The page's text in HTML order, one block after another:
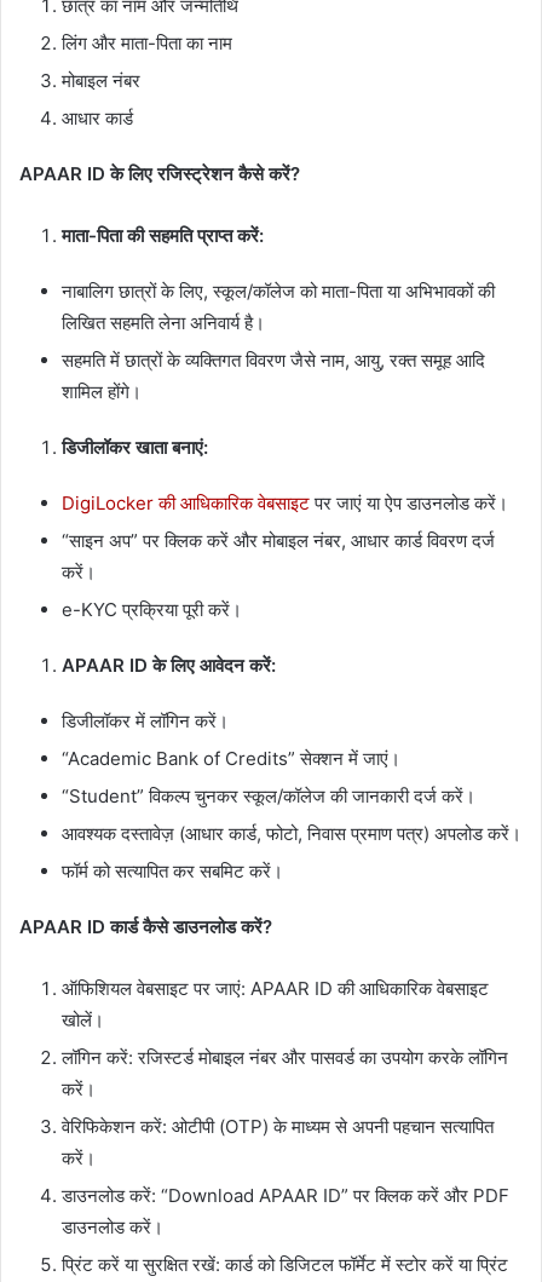
छात्र का नाम और जन्मतिथि
लिंग और माता-पिता का नाम
मोबाइल नंबर
आधार कार्ड
APAAR ID के लिए रजिस्ट्रेशन कैसे करें?
माता-पिता की सहमति प्राप्त करें:
नाबालिग छात्रों के लिए, स्कूल/कॉलेज को माता-पिता या अभिभावकों की
लिखित सहमति लेना अनिवार्य है।
सहमति में छात्रों के व्यक्तिगत विवरण जैसे नाम, आयु, रक्त समूह आदि
शामिल होंगे।
डिजीलॉकर खाता बनाएं:
DigiLocker की आधिकारिक वेबसाइटपर जाएं या ऐप डाउनलोड करें।
“साइन अप” पर क्लिक करें और मोबाइल नंबर, आधार कार्ड विवरण दर्ज
करें।
e-KYC प्रक्रिया पूरी करें।
APAAR ID के लिए आवेदन करें:
डिजीलॉकर में लॉगिन करें।
“Academic Bank of Credits” सेक्शन में जाएं।
“Student” विकल्प चुनकर स्कूल/कॉलेज की जानकारी दर्ज करें।
आवश्यक दस्तावेज़ (आधार कार्ड, फोटो, निवास प्रमाण पत्र) अपलोड करें।
फॉर्म को सत्यापित कर सबमिट करें।
APAAR ID कार्ड कैसे डाउनलोड करें?
ऑफिशियल वेबसाइट पर जाएं: APAAR ID की आधिकारिक वेबसाइट
खोलें।
लॉगिन करें: रजिस्टर्ड मोबाइल नंबर और पासवर्ड का उपयोग करके लॉगिन
करें।
वेरिफिकेशन करें: ओटीपी (OTP) के माध्यम से अपनी पहचान सत्यापित
करें।
डाउनलोड करें: “Download APAAR ID” पर क्लिक करें और PDF
डाउनलोड करें।
प्रिंट करें या सुरक्षित रखें: कार्ड को डिजिटल फॉर्मेट में स्टोर करें या प्रिंट